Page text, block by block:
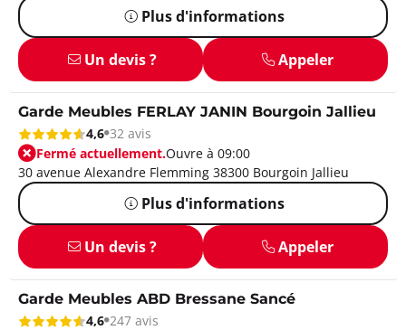
Plus d'informations
Un devis ? Appeler
Garde Meubles FERLAY JANIN Bourgoin Jallieu
4,6 32 avis
Fermé actuellement.Ouvre à 09:00
30 avenue Alexandre Flemming 38300 Bourgoin Jallieu
Plus d'informations
Un devis ? Appeler
Garde Meubles ABD Bressane Sancé
4,6 247 avis